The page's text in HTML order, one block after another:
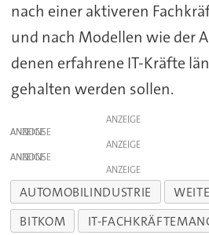
nach einer aktiveren
und nach Modellen wie der
denen erfahrene IT-Kräfte
gehalten werden sollen.
ANZEIGE
ANZEIGE
ANZEIGE
ANZEIGE
ANZEIGE
AUTOMOBILINDUSTRIE
BITKOM
IT-